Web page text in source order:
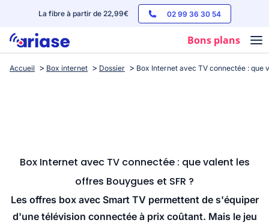
La fibre à partir de 22,99€ 02 99 36 30 54
Bons plans
Box internet
Accueil Box internet Dossier Box Internet avec TV connectée : que
Box Internet avec TV connectée : que valent les
offres Bouygues et SFR ?
Les offres box avec Smart TV permettent de s'équiper
d'une télévision connectée à prix coûtant. Mais le jeu